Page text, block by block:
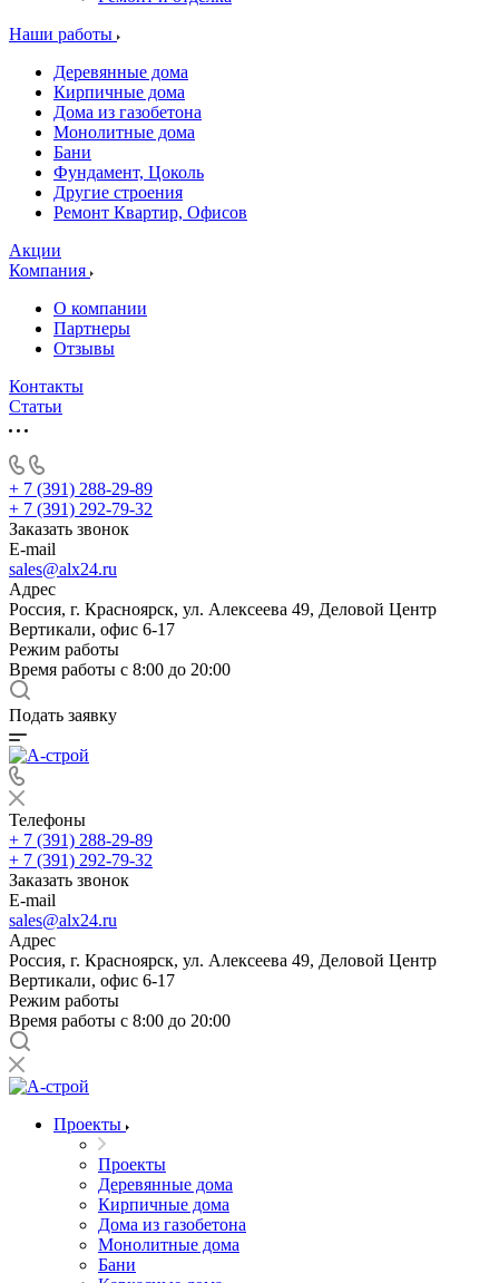
Наши работы
Деревянные дома
Кирпичные дома
Дома из газобетона
Монолитные дома
Бани
Фундамент, Цоколь
Другие строения
Ремонт Квартир, Офисов
Акции
Компания
О компании
Партнеры
Отзывы
Контакты
Статьи
+ 7 (391) 288-29-89
+ 7 (391) 292-79-32
Заказать звонок
E-mail
sales@alx24.ru
Адрес
Россия, г. Красноярск, ул. Алексеева 49, Деловой Центр
Вертикали, офис 6-17
Режим работы
Время работы с 8:00 до 20:00
Подать заявку
Телефоны
+ 7 (391) 288-29-89
+ 7 (391) 292-79-32
Заказать звонок
E-mail
sales@alx24.ru
Адрес
Россия, г. Красноярск, ул. Алексеева 49, Деловой Центр
Вертикали, офис 6-17
Режим работы
Время работы с 8:00 до 20:00
Проекты
Проекты
Деревянные дома
Кирпичные дома
Дома из газобетона
Монолитные дома
Бани